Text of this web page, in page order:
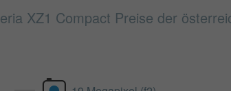
XZ1 Compact Preise der